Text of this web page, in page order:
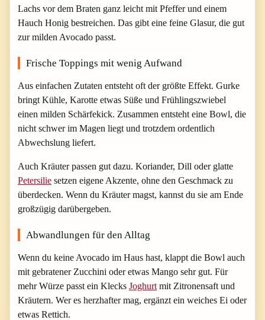
Lachs vor dem Braten ganz leicht mit Pfeffer und einem
Hauch Honig bestreichen. Das gibt eine feine Glasur, die gut
zur milden Avocado passt.
Frische Toppings mit wenig Aufwand
Aus einfachen Zutaten entsteht oft der größte Effekt. Gurke
bringt Kühle, Karotte etwas Süße und Frühlingszwiebel
einen milden Schärfekick. Zusammen entsteht eine Bowl, die
nicht schwer im Magen liegt und trotzdem ordentlich
Abwechslung liefert.
Auch Kräuter passen gut dazu. Koriander, Dill oder glatte
Petersilie setzen eigene Akzente, ohne den Geschmack zu
überdecken. Wenn du Kräuter magst, kannst du sie am Ende
großzügig darübergeben.
Abwandlungen für den Alltag
Wenn du keine Avocado im Haus hast, klappt die Bowl auch
mit gebratener Zucchini oder etwas Mango sehr gut. Für
mehr Würze passt ein Klecks Joghurt mit Zitronensaft und
Kräutern. Wer es herzhafter mag, ergänzt ein weiches Ei oder
etwas Rettich.